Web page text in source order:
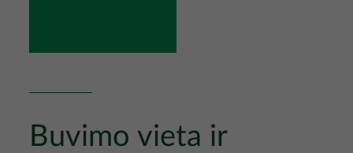
Buvimo vieta ir